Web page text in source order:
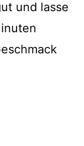
und lasse